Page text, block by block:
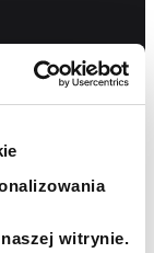
witrynie.